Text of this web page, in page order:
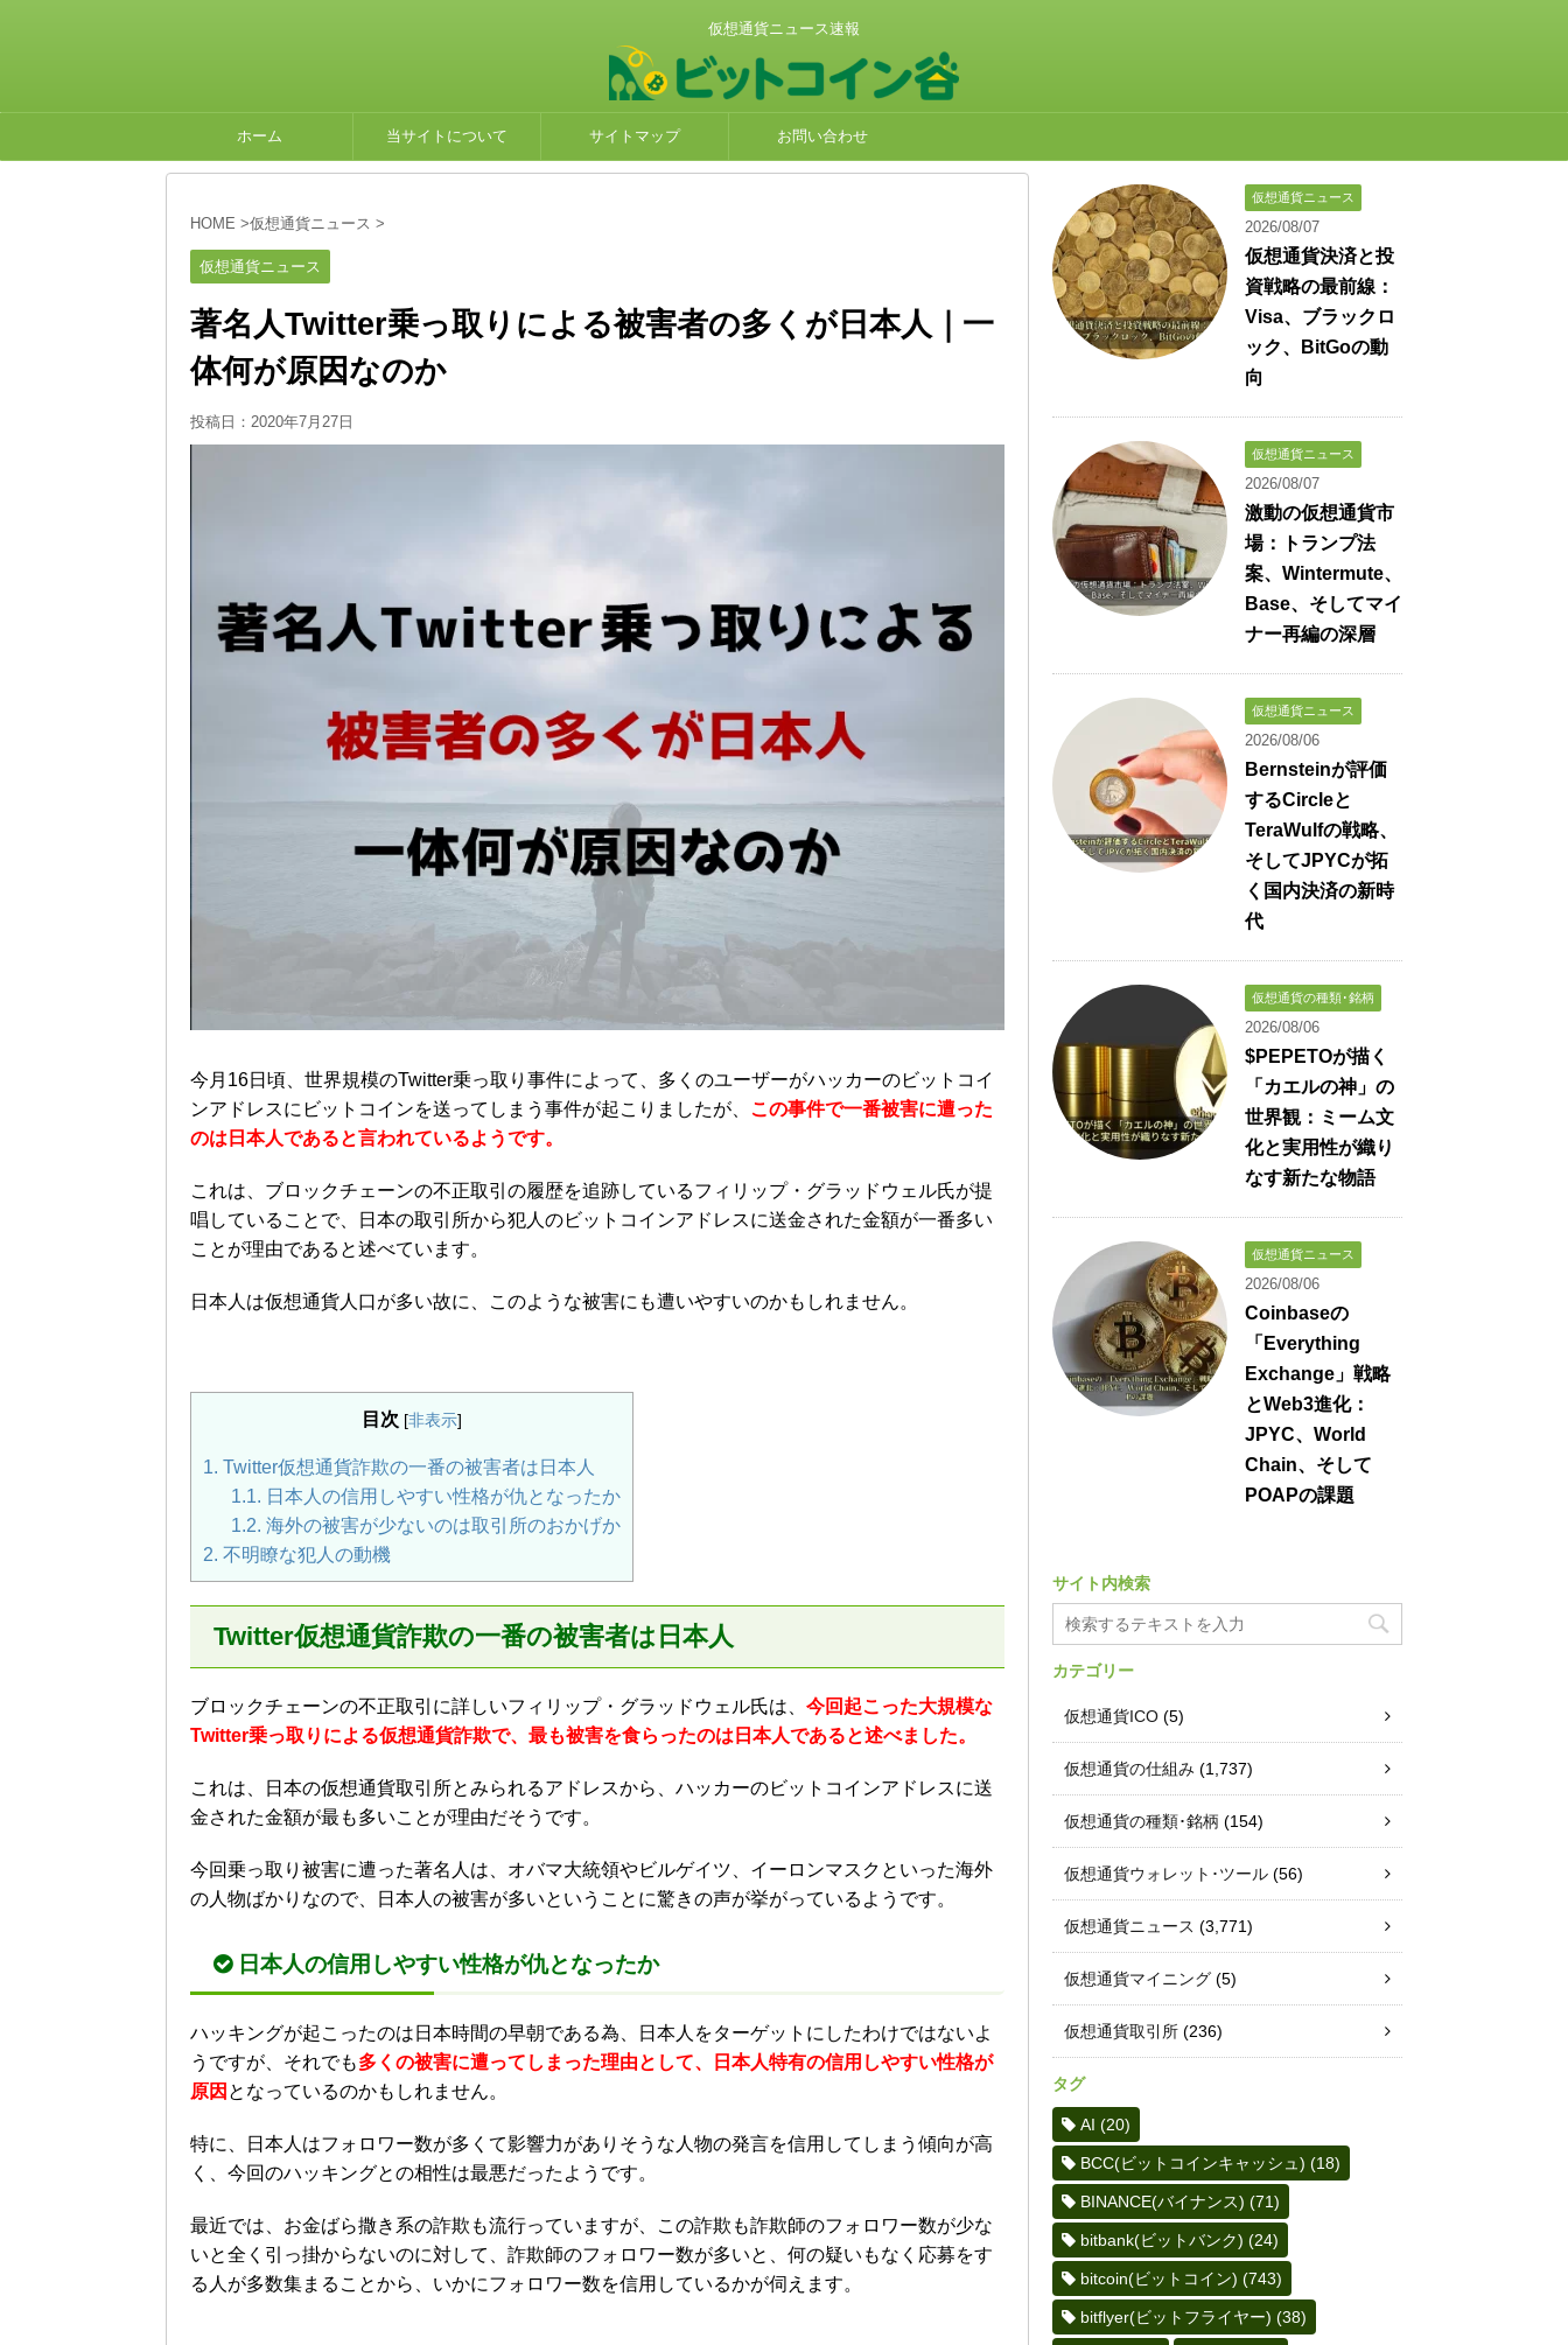
仮想通貨ニュース速報
ホーム 当サイトについて サイトマップ お問い合わせ
HOME >仮想通貨ニュース >
仮想通貨ニュース
著名人Twitter乗っ取りによる被害者の多くが日本人｜一
体何が原因なのか
投稿日： 2020年7月27日
今月16日頃、世界規模のTwitter乗っ取り事件によって、多くのユーザーがハッカーのビットコイ
ンアドレスにビットコインを送ってしまう事件が起こりましたが、 この事件で一番被害に遭った
のは日本人であると言われているようです。
これは、ブロックチェーンの不正取引の履歴を追跡しているフィリップ・グラッドウェル氏が提
唱していることで、日本の取引所から犯人のビットコインアドレスに送金された金額が一番多い
ことが理由であると述べています。
日本人は仮想通貨人口が多い故に、このような被害にも遭いやすいのかもしれません。
目次 [非表示]
1. Twitter仮想通貨詐欺の一番の被害者は日本人
1.1. 日本人の信用しやすい性格が仇となったか
1.2. 海外の被害が少ないのは取引所のおかげか
2. 不明瞭な犯人の動機
Twitter仮想通貨詐欺の一番の被害者は日本人
ブロックチェーンの不正取引に詳しいフィリップ・グラッドウェル氏は、 今回起こった大規模な
Twitter乗っ取りによる仮想通貨詐欺で、最も被害を食らったのは日本人であると述べました。
これは、日本の仮想通貨取引所とみられるアドレスから、ハッカーのビットコインアドレスに送
金された金額が最も多いことが理由だそうです。
今回乗っ取り被害に遭った著名人は、オバマ大統領やビルゲイツ、イーロンマスクといった海外
の人物ばかりなので、日本人の被害が多いということに驚きの声が挙がっているようです。
日本人の信用しやすい性格が仇となったか
ハッキングが起こったのは日本時間の早朝である為、日本人をターゲットにしたわけではないよ
うですが、それでも多くの被害に遭ってしまった理由として、日本人特有の信用しやすい性格が
原因 となっているのかもしれません。
特に、日本人はフォロワー数が多くて影響力がありそうな人物の発言を信用してしまう傾向が高
く、今回のハッキングとの相性は最悪だったようです。
最近では、お金ばら撒き系の詐欺も流行っていますが、この詐欺も詐欺師のフォロワー数が少な
いと全く引っ掛からないのに対して、詐欺師のフォロワー数が多いと、何の疑いもなく応募をす
る人が多数集まることから、いかにフォロワー数を信用しているかが伺えます。
仮想通貨ニュース
2026/08/07
仮想通貨決済と投
資戦略の最前線：
Visa、ブラックロ
ック、BitGoの動
向
仮想通貨ニュース
2026/08/07
激動の仮想通貨市
場：トランプ法
案、Wintermute、
Base、そしてマイ
ナー再編の深層
仮想通貨ニュース
2026/08/06
Bernsteinが評価
するCircleと
TeraWulfの戦略、
そしてJPYCが拓
く国内決済の新時
代
仮想通貨の種類･銘柄
2026/08/06
$PEPETOが描く
「カエルの神」の
世界観：ミーム文
化と実用性が織り
なす新たな物語
仮想通貨ニュース
2026/08/06
Coinbaseの
「Everything
Exchange」戦略
とWeb3進化：
JPYC、World
Chain、そして
POAPの課題
サイト内検索
カテゴリー
仮想通貨ICO (5)
仮想通貨の仕組み (1,737)
仮想通貨の種類･銘柄 (154)
仮想通貨ウォレット･ツール (56)
仮想通貨ニュース (3,771)
仮想通貨マイニング (5)
仮想通貨取引所 (236)
タグ
AI (20)
BCC(ビットコインキャッシュ) (18)
BINANCE(バイナンス) (71)
bitbank(ビットバンク) (24)
bitcoin(ビットコイン) (743)
bitflyer(ビットフライヤー) (38)